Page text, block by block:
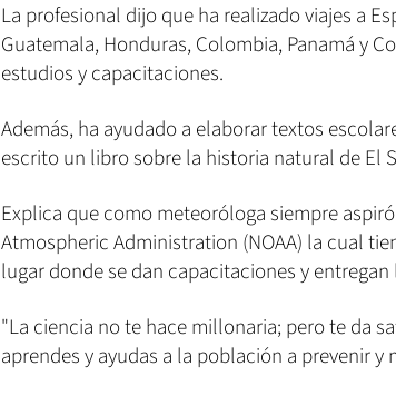
La profesional dijo que ha realizado viajes a
Guatemala, Honduras, Colombia, Panamá y
estudios y capacitaciones.
Además, ha ayudado a elaborar textos
escrito un libro sobre la historia natural de El
Explica que como meteoróloga siempre
Atmospheric Administration (NOAA) la cual
lugar donde se dan capacitaciones y
"La ciencia no te hace millonaria; pero te da
aprendes y ayudas a la población a prevenir y